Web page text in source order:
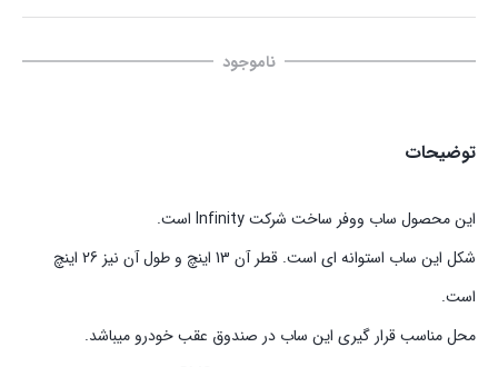
ناموجود
توضیحات
این محصول ساب ووفر ساخت شرکت Infinity است.
شکل این ساب استوانه ای است. قطر آن 13 اینچ و طول آن نیز 26 اینچ
است.
محل مناسب قرار گیری این ساب در صندوق عقب خودرو میباشد.